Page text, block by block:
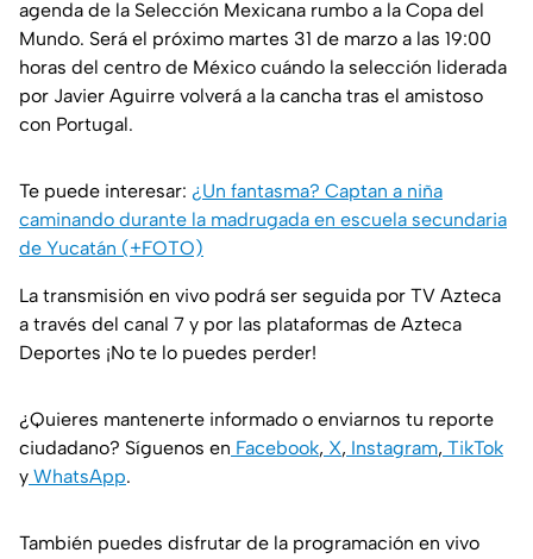
agenda de la Selección Mexicana rumbo a la Copa del
Mundo. Será el próximo martes 31 de marzo a las 19:00
horas del centro de México cuándo la selección liderada
por Javier Aguirre volverá a la cancha tras el amistoso
con Portugal.
Te puede interesar: ¿Un fantasma? Captan a niña
caminando durante la madrugada en escuela secundaria
de Yucatán (+FOTO)
La transmisión en vivo podrá ser seguida por TV Azteca
a través del canal 7 y por las plataformas de Azteca
Deportes ¡No te lo puedes perder!
¿Quieres mantenerte informado o enviarnos tu reporte
ciudadano? Síguenos en Facebook, X, Instagram, TikTok
y WhatsApp.
También puedes disfrutar de la programación en vivo